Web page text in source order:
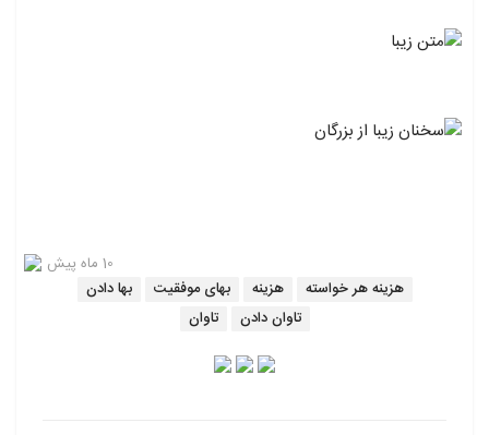
10 ماه پیش
هزینه هر خواسته
هزینه بهای موفقیت
بها دادن
تاوان دادن
تاوان